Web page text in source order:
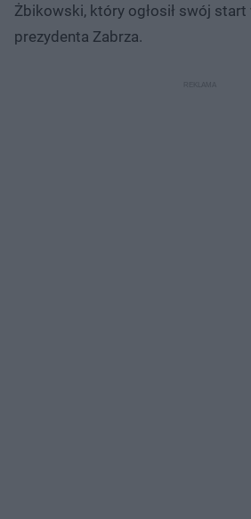
Żbikowski, który ogłosił swój start
prezydenta Zabrza.